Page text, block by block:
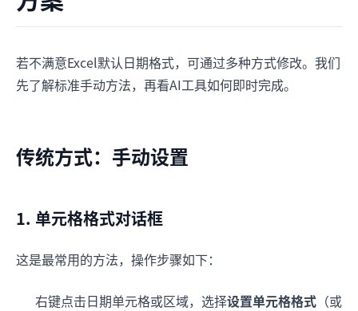
若不满意Excel默认日期格式，可通过多种方式修改。我们
先了解标准手动方法，再看AI工具如何即时完成。
传统方式：手动设置
1. 单元格格式对话框
这是最常用的方法，操作步骤如下：
右键点击日期单元格或区域，选择设置单元格格式 （或